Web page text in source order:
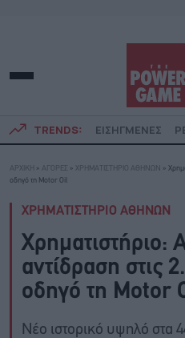
TRENDS: ΕΙΣΗΓΜΕΝΕΣ
ΑΡΧΙΚΗ » ΑΓΟΡΕΣ » ΧΡΗΜΑΤΙΣΤΗΡΙΟ ΑΘΗΝΩΝ »
οδηγό τη Motor Oil
ΧΡΗΜΑΤΙΣΤΗΡΙΟ ΑΘΗΝΩΝ
Χρηματιστήριο:
αντίδραση στις
οδηγό τη Motor
Nέο ιστορικό υψηλό στα